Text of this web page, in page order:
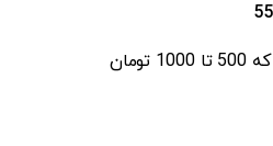
فیلتر قیمت‌ سهامی که 500 تا 1000 تومان